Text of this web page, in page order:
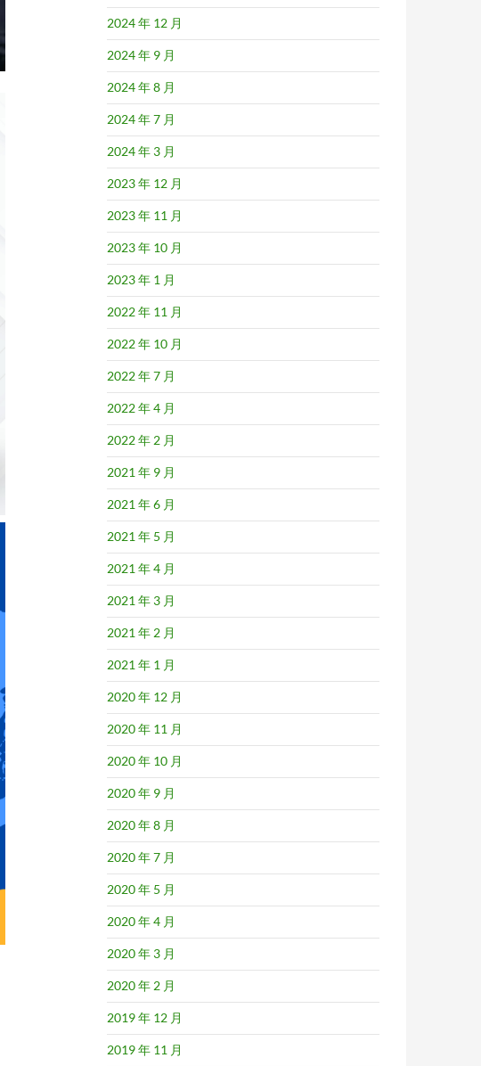
2024 年 12 月
2024 年 9 月
2024 年 8 月
2024 年 7 月
2024 年 3 月
2023 年 12 月
2023 年 11 月
2023 年 10 月
2023 年 1 月
2022 年 11 月
2022 年 10 月
2022 年 7 月
2022 年 4 月
2022 年 2 月
2021 年 9 月
2021 年 6 月
2021 年 5 月
2021 年 4 月
2021 年 3 月
2021 年 2 月
2021 年 1 月
2020 年 12 月
2020 年 11 月
2020 年 10 月
2020 年 9 月
2020 年 8 月
2020 年 7 月
2020 年 5 月
2020 年 4 月
2020 年 3 月
2020 年 2 月
2019 年 12 月
2019 年 11 月